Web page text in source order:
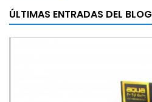
ÚLTIMAS ENTRADAS DEL BLOG